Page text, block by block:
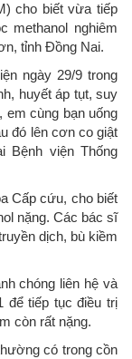
cho biết vừa tiếp
methanol nghiêm
tỉnh Đồng Nai.
ngày 29/9 trong
huyết áp tụt, suy
em cùng bạn uống
đó lên cơn co giật
Bệnh viện Thống
Cấp cứu, cho biết
nặng. Các bác sĩ
dịch, bù kiềm
chóng liên hệ và
để tiếp tục điều trị
còn rất nặng.
có trong cồn